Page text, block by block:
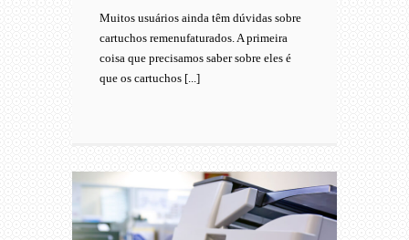
Muitos usuários ainda têm dúvidas sobre
cartuchos remenufaturados. A primeira
coisa que precisamos saber sobre eles é
que os cartuchos [...]